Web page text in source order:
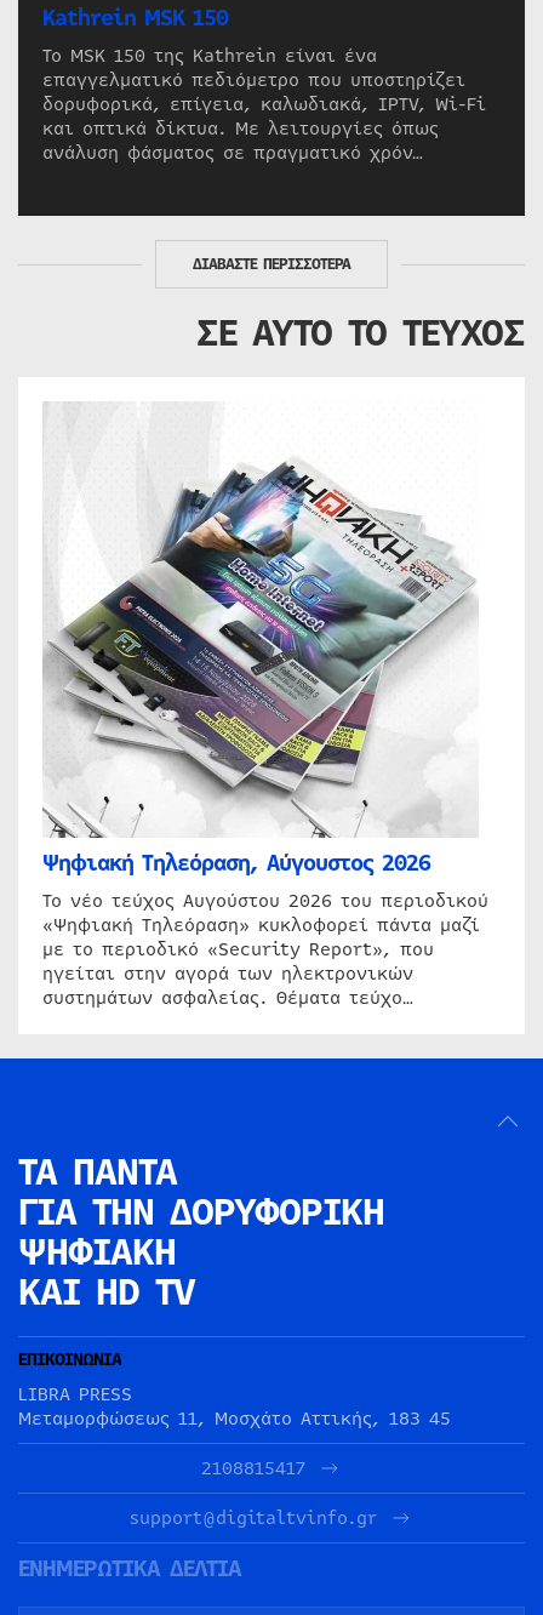
Kathrein MSK 150
Το MSK 150 της Kathrein είναι ένα
επαγγελματικό πεδιόμετρο που υποστηρίζει
δορυφορικά, επίγεια, καλωδιακά, IPTV, Wi-Fi
και οπτικά δίκτυα. Με λειτουργίες όπως
ανάλυση φάσματος σε πραγματικό χρόν…
ΔΙΑΒΑΣΤΕ ΠΕΡΙΣΣΟΤΕΡΑ
ΣΕ ΑΥΤΟ ΤΟ ΤΕΥΧΟΣ
Ψηφιακή Τηλεόραση, Αύγουστος 2026
Το νέο τεύχος Αυγούστου 2026 του περιοδικού
«Ψηφιακή Τηλεόραση» κυκλοφορεί πάντα μαζί
με το περιοδικό «Security Report», που
ηγείται στην αγορά των ηλεκτρονικών
συστημάτων ασφαλείας. Θέματα τεύχο…
ΤΑ ΠΑΝΤΑ
ΓΙΑ ΤΗΝ ΔΟΡΥΦΟΡΙΚΗ
ΨΗΦΙΑΚΗ
ΚΑΙ HD TV
ΕΠΙΚΟΙΝΩΝΙΑ
LIBRA PRESS
Μεταμορφώσεως 11, Μοσχάτο Αττικής, 183 45
2108815417
support@digitaltvinfo.gr
ΕΝΗΜΕΡΩΤΙΚΑ ΔΕΛΤΙΑ